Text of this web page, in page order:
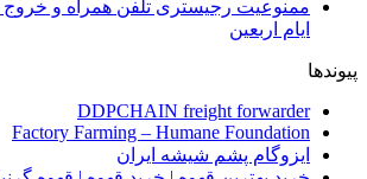
ممنوعیت رجیستری تلفن همراه و خروج
ایام اربعین
پیوندها
DDPCHAIN freight forwarder
Factory Farming – Humane Foundation
ایزوگام پشم شیشه ایران